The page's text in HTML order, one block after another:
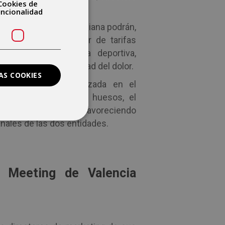
la Comunidad Valenciana podrán,
firmado, disfrutar de tarifas
como medicina deportiva,
podología y unidad del dolor.
médica especializada en el
a músculos y huesos, el
la prevención, favoreciendo
de las dos entidades.
Meeting de Valencia
de
COOKIES